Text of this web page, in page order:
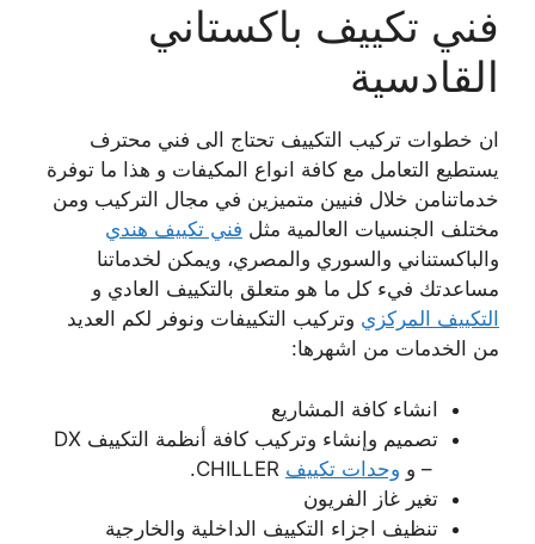
فني تكييف باكستاني
القادسية
ان خطوات تركيب التكييف تحتاج الى فني محترف
يستطيع التعامل مع كافة انواع المكيفات و هذا ما توفرة
خدماتنامن خلال فنيين متميزين في مجال التركيب ومن
مختلف الجنسيات العالمية مثل فني تكييف هندي
والباكستناني والسوري والمصري، ويمكن لخدماتنا
مساعدتك فيء كل ما هو متعلق بالتكييف العادي و
التكييف المركزي وتركيب التكييفات ونوفر لكم العديد
من الخدمات من اشهرها:
انشاء كافة المشاريع
تصميم وإنشاء وتركيب كافة أنظمة التكييف DX
– و وحدات تكييف
تغير غاز الفريون
تنظيف اجزاء التكييف الداخلية والخارجية